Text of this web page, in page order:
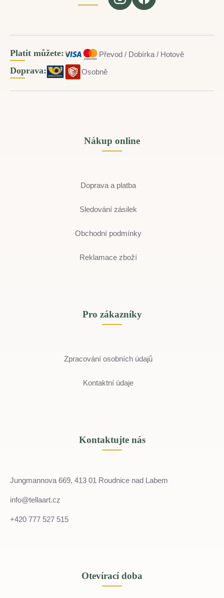
Platit můžete: Převod / Dobírka / Hotově
Doprava: Osobně
Nákup online
Doprava a platba
Sledování zásilek
Obchodní podmínky
Reklamace zboží
Pro zákazníky
Zpracování osobních údajů
Kontaktní údaje
Kontaktujte nás
Jungmannova 669, 413 01 Roudnice nad Labem
info@tellaart.cz
+420 777 527 515
Otevírací doba